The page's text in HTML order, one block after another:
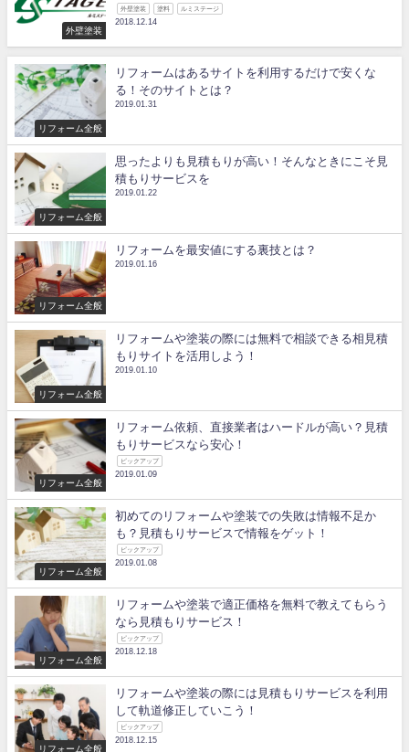
外壁塗装
外壁塗装 塗料 ルミステージ
2018.12.14
リフォーム全般
リフォームはあるサイトを利用するだけで安くな
る！そのサイトとは？
2019.01.31
リフォーム全般
思ったよりも見積もりが高い！そんなときにこそ見
積もりサービスを
2019.01.22
リフォーム全般
リフォームを最安値にする裏技とは？
2019.01.16
リフォーム全般
リフォームや塗装の際には無料で相談できる相見積
もりサイトを活用しよう！
2019.01.10
リフォーム全般
リフォーム依頼、直接業者はハードルが高い？見積
もりサービスなら安心！
ピックアップ
2019.01.09
リフォーム全般
初めてのリフォームや塗装での失敗は情報不足か
も？見積もりサービスで情報をゲット！
ピックアップ
2019.01.08
リフォーム全般
リフォームや塗装で適正価格を無料で教えてもらう
なら見積もりサービス！
ピックアップ
2018.12.18
リフォーム全般
リフォームや塗装の際には見積もりサービスを利用
して軌道修正していこう！
ピックアップ
2018.12.15